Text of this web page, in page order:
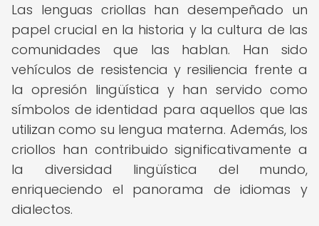
Las lenguas criollas han desempeñado un
papel crucial en la historia y la cultura de las
comunidades que las hablan. Han sido
vehículos de resistencia y resiliencia frente a
la opresión lingüística y han servido como
símbolos de identidad para aquellos que las
utilizan como su lengua materna. Además, los
criollos han contribuido significativamente a
la diversidad lingüística del mundo,
enriqueciendo el panorama de idiomas y
dialectos.